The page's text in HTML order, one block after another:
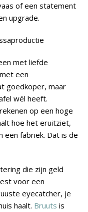
of een statement
upgrade.
met liefde
een
goedkoper, maar
wél heeft.
op een hoge
hoe het eruitziet,
een fabriek. Dat is de
die zijn geld
voor een
eyecatcher, je
haalt. Bruuts is